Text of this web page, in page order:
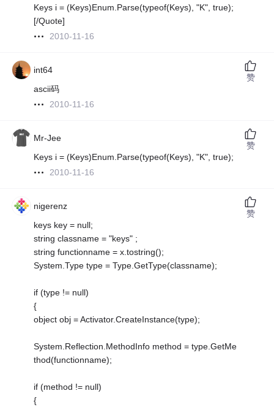
Keys i = (Keys)Enum.Parse(typeof(Keys), "K", true);
[/Quote]
2010-11-16
int64
ascii码
2010-11-16
赞
Mr-Jee
Keys i = (Keys)Enum.Parse(typeof(Keys), "K", true);
2010-11-16
赞
nigerenz
keys key = null;
string classname = "keys" ;
string functionname = x.tostring();
System.Type type = Type.GetType(classname);
if (type != null)
{
object obj = Activator.CreateInstance(type);
System.Reflection.MethodInfo method = type.GetMe
thod(functionname);
if (method != null)
{
赞